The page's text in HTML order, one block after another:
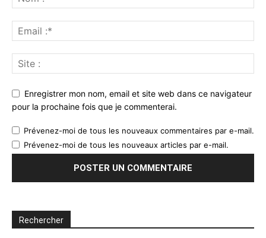
Enregistrer mon nom, email et site web dans ce navigateur
pour la prochaine fois que je commenterai.
Prévenez-moi de tous les nouveaux commentaires par e-mail.
Prévenez-moi de tous les nouveaux articles par e-mail.
Rechercher